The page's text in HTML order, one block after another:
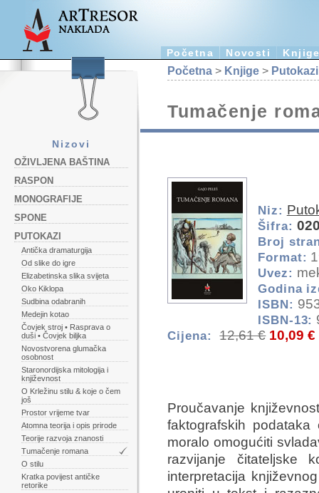
Početna Novosti
Nizovi
OŽIVLJENA BAŠTINA
RASPON
MONOGRAFIJE
SPONE
PUTOKAZI
Antička dramaturgija
Od slike do igre
Elizabetinska slika svijeta
Oko Kiklopa
Sudbina odabranih
Medejin kotao
Čovjek stroj • Rasprava o
duši • Čovjek biljka
Novostvorena glumačka
osobnost
Staronordijska mitologija i
književnost
O Krležinu stilu & koje o čem
još
Prostor vrijeme tvar
Atomna teorija i opis prirode
Teorije razvoja znanosti
Tumačenje romana
O stilu
Kratka povijest antičke
retorike
Početna > Knjige > Putokazi
Tumačenje
Niz:
Šifra:
Broj
Format:
Uvez:
Godina
ISBN:
ISBN-13:
Cijena: 12,61 € 10,09 €
Proučavanje
faktografskih
moralo omogućiti
razvijanje čitateljske
interpretacija